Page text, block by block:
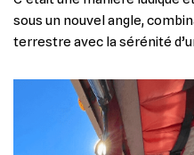
sous un nouvel angle,
terrestre avec la sérénité